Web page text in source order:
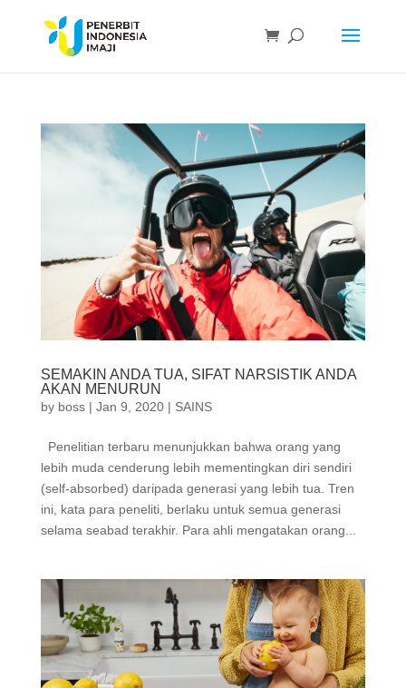
SEMAKIN ANDA TUA, SIFAT NARSISTIK ANDA
AKAN MENURUN
by boss| Jan 9, 2020| SAINS
Penelitian terbaru menunjukkan bahwa orang yang
lebih muda cenderung lebih mementingkan diri sendiri
(self-absorbed) daripada generasi yang lebih tua. Tren
ini, kata para peneliti, berlaku untuk semua generasi
selama seabad terakhir. Para ahli mengatakan orang...